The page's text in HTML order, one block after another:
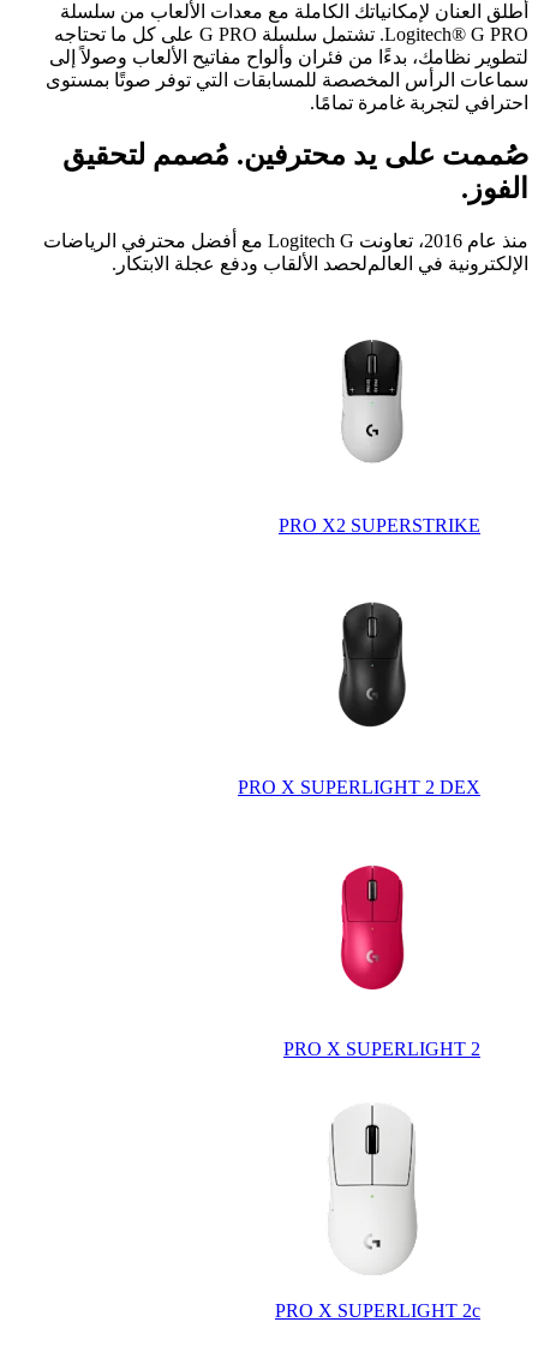
أطلق العنان لإمكانياتك الكاملة مع معدات الألعاب من سلسلة
Logitech® G PRO. تشتمل سلسلة G PRO على كل ما تحتاجه
لتطوير نظامك، بدءًا من فئران وألواح مفاتيح الألعاب وصولاً إلى
سماعات الرأس المخصصة للمسابقات التي توفر صوتًا بمستوى
احترافي لتجربة غامرة تمامًا.
صُممت على يد محترفين. مُصمم لتحقيق
الفوز.
منذ عام 2016، تعاونت ‏Logitech G‏ مع أفضل محترفي الرياضات
الإلكترونية في العالم لحصد الألقاب ودفع عجلة الابتكار.
PRO X2 SUPERSTRIKE
PRO X SUPERLIGHT 2 DEX
PRO X SUPERLIGHT 2
PRO X SUPERLIGHT 2c